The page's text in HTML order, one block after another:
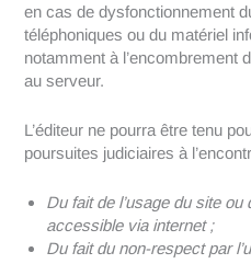
en cas de dysfonctionnement
téléphoniques ou du matériel
notamment à l’encombrement
au serveur.
L’éditeur ne pourra être tenu
poursuites judiciaires à
Du fait de l’usage du site
accessible via internet ;
Du fait du non-respect par